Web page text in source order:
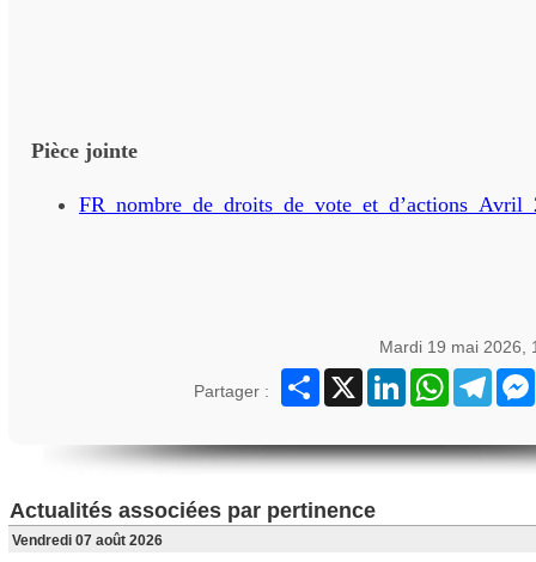
Pièce jointe
Mardi 19 mai 2026,
Partager :
Partager
X LinkedInWhatsApp
Actualités associées par pertinence
Vendredi 07 août 2026